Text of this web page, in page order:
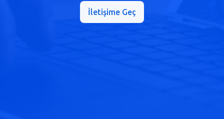
İletişime Geç